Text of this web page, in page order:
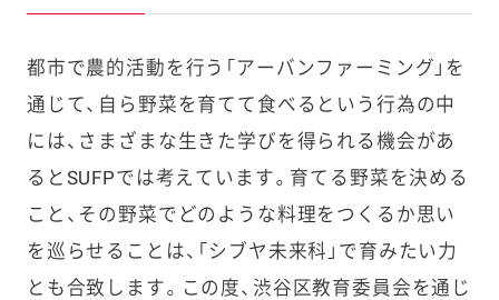
都市で農的活動を行う「アーバンファーミング」を
通じて、自ら野菜を育てて食べるという行為の中
には、さまざまな生きた学びを得られる機会があ
るとSUFPでは考えています。育てる野菜を決める
こと、その野菜でどのような料理をつくるか思い
を巡らせることは、「シブヤ未来科」で育みたい力
とも合致します。この度、渋谷区教育委員会を通じ